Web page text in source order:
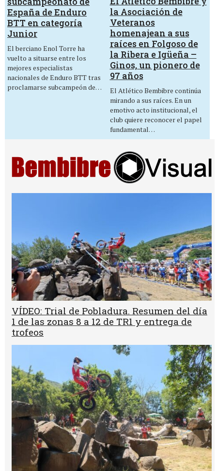
España de Enduro
BTT en categoría
Junior
El berciano Enol Torre ha
vuelto a situarse entre los
mejores especialistas
nacionales de Enduro BTT tras
proclamarse subcampeón de…
la Asociación de
Veteranos
homenajean a sus
raíces en Folgoso de
la Ribera e Igüeña –
Ginos, un pionero de
97 años
El Atlético Bembibre continúa
mirando a sus raíces. En un
emotivo acto institucional, el
club quiere reconocer el papel
fundamental…
VÍDEO: Trial de Pobladura. Resumen del día
1 de las zonas 8 a 12 de TR1 y entrega de
trofeos